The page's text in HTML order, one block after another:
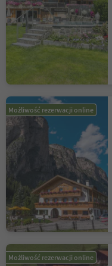
Możliwość rezerwacji online
Możliwość rezerwacji online